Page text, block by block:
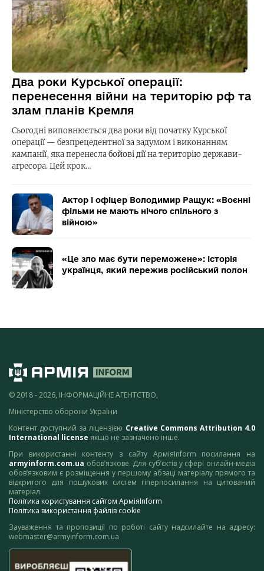
Два роки Курської операції:
перенесення війни на територію рф та
злам планів Кремля
Сьогодні виповнюється два роки від початку Курської
операції — безпрецедентної за задумом і виконанням
кампанії, яка перенесла бойові дії на територію держави-
агресора. Цей крок…
Актор і офіцер Володимир Ращук: «Воєнні
фільми не мають нічого спільного з
війною»
«Це зло має бути переможене»: історія
українця, який пережив російський полон
© 2018 - 2026, ІНФОРМАЦІЙНЕ АГЕНТСТВО,
Міністерство оборони України
Контент доступний за ліцензією Creative Commons Attribution 4.0
International license якщо не зазначено інше.
При використанні контенту з сайту АрміяInform посилання на
armyinform.com.ua обов’язкове. Для суб’єктів у сфері онлайн-медіа
обов’язковим є розміщення у першому абзаці матеріалу прямого та
відкритого для пошукових систем гіперпосилання на цитований
матеріал.
Політика користування сайтом АрміяInform
Політика використання файлів cookie
Зауваження та пропозиції по роботі сайту надсилайте на адресу:
webmaster@armyinform.com.ua